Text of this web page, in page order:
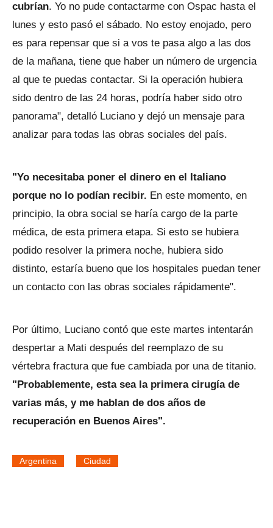
cubrían. Yo no pude contactarme con Ospac hasta el
lunes y esto pasó el sábado. No estoy enojado, pero
es para repensar que si a vos te pasa algo a las dos
de la mañana, tiene que haber un número de urgencia
al que te puedas contactar. Si la operación hubiera
sido dentro de las 24 horas, podría haber sido otro
panorama", detalló Luciano y dejó un mensaje para
analizar para todas las obras sociales del país.
"Yo necesitaba poner el dinero en el Italiano
porque no lo podían recibir. En este momento, en
principio, la obra social se haría cargo de la parte
médica, de esta primera etapa. Si esto se hubiera
podido resolver la primera noche, hubiera sido
distinto, estaría bueno que los hospitales puedan tener
un contacto con las obras sociales rápidamente".
Por último, Luciano contó que este martes intentarán
despertar a Mati después del reemplazo de su
vértebra fractura que fue cambiada por una de titanio.
"Probablemente, esta sea la primera cirugía de
varias más, y me hablan de dos años de
recuperación en Buenos Aires".
Argentina Ciudad